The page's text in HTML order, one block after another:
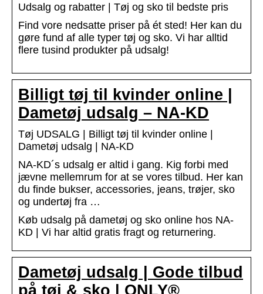
Udsalg og rabatter | Tøj og sko til bedste pris
Find vore nedsatte priser på ét sted! Her kan du
gøre fund af alle typer tøj og sko. Vi har alltid
flere tusind produkter på udsalg!
Billigt tøj til kvinder online |
Dametøj udsalg – NA-KD
Tøj UDSALG | Billigt tøj til kvinder online |
Dametøj udsalg | NA-KD
NA-KD´s udsalg er altid i gang. Kig forbi med
jævne mellemrum for at se vores tilbud. Her kan
du finde bukser, accessories, jeans, trøjer, sko
og undertøj fra …
Køb udsalg på dametøj og sko online hos NA-
KD | Vi har altid gratis fragt og returnering.
Dametøj udsalg | Gode tilbud